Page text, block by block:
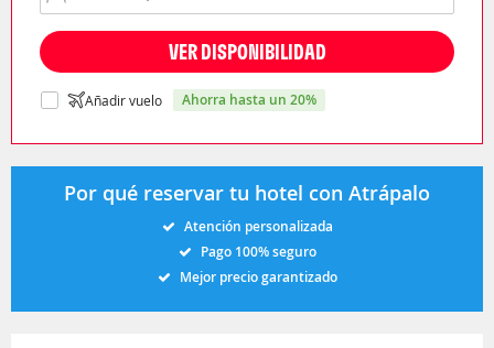
VER DISPONIBILIDAD
Añadir vuelo ahorra hasta un 20%
Por qué reservar tu hotel con Atrápalo
Atención personalizada
Pago 100% seguro
Mejor precio garantizado